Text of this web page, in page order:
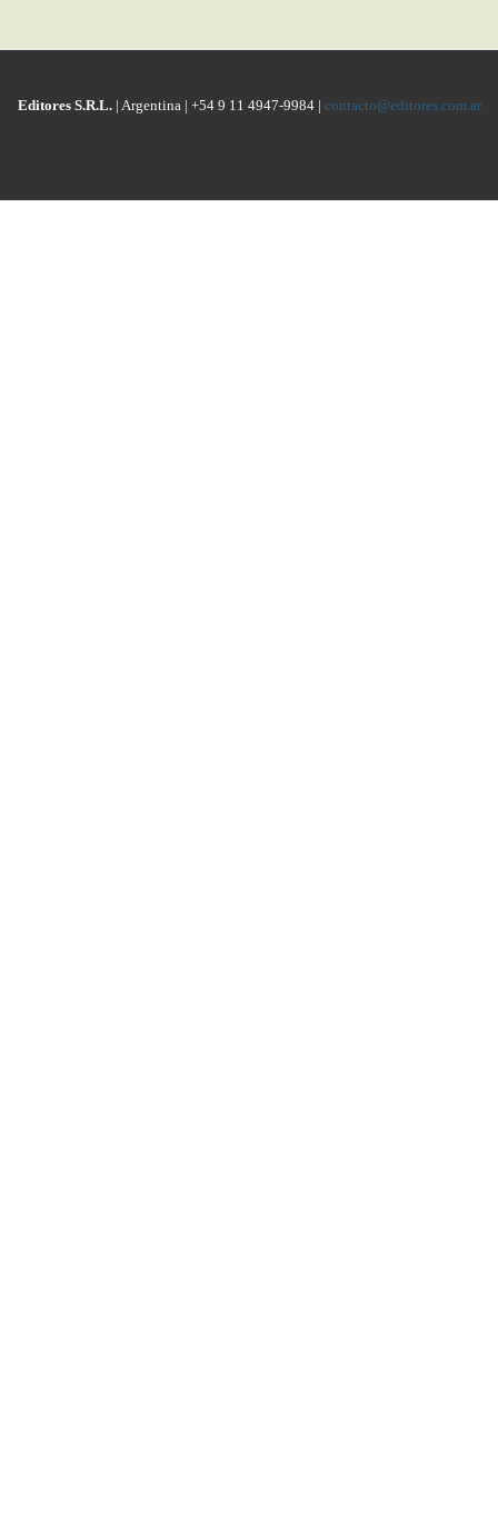
Editores S.R.L.| Argentina | +54 9 11 4947-9984 | contacto@editores.com.ar